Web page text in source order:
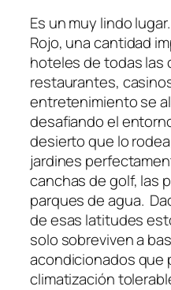
Es un muy lindo
Rojo, una cantidad
hoteles de todas las
restaurantes,
entretenimiento se
desafiando el
desierto que lo
jardines
canchas de golf, las
parques de agua.
de esas latitudes
solo sobreviven a
acondicionados que
climatización